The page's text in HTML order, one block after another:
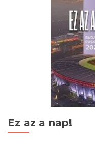
Ez az a nap!